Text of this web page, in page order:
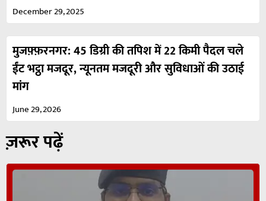
December 29, 2025
मुजफ़्फ़रनगर: 45 डिग्री की तपिश में 22 किमी पैदल चले
ईंट भट्ठा मजदूर, न्यूनतम मजदूरी और सुविधाओं की उठाई
मांग
June 29, 2026
ज़रूर पढ़ें